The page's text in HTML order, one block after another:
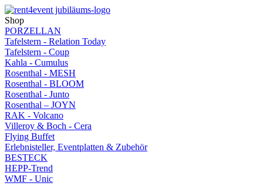
Shop
PORZELLAN
Tafelstern - Relation Today
Tafelstern - Coup
Kahla - Cumulus
Rosenthal - MESH
Rosenthal - BLOOM
Rosenthal - Junto
Rosenthal – JOYN
RAK - Volcano
Villeroy & Boch - Cera
Flying Buffet
Erlebnisteller, Eventplatten & Zubehör
BESTECK
HEPP-Trend
WMF - Unic